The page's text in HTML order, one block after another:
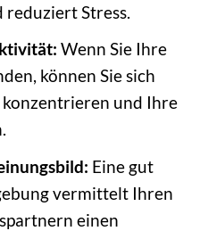
Stress.
Wenn Sie Ihre
können Sie sich
und Ihre
Eine gut
vermittelt Ihren
einen